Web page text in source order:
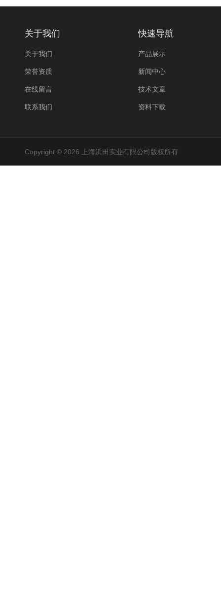
关于我们
关于我们
荣誉资质
在线留言
联系我们
快速导航
产品展示
新闻中心
技术文章
资料下载
Copyright © 2026 上海浜田实业有限公司版权所有